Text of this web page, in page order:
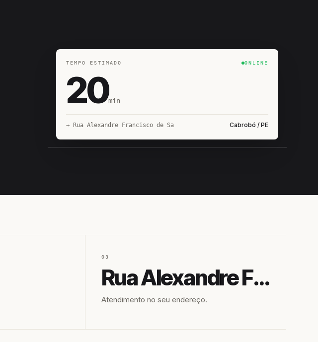
TEMPO ESTIMADO ONLINE
20min
→ Rua Alexandre Francisco de Sa Cabrobó / PE
03
Rua Alexandre Francisco de Sa
Atendimento no seu endereço.